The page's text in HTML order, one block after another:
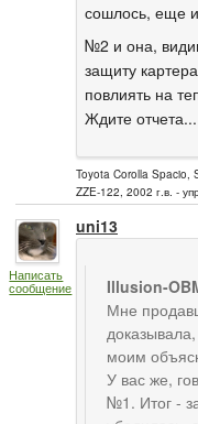
сошлось, еще
№2 и она,
защиту
повлиять на
Ждите отчета...
Toyota Corolla Spacio,
ZZE-122, 2002 г.в. -
Написать
сообщение
uni13
Illusion-
Мне
моим
У вас же,
№1. Итог -